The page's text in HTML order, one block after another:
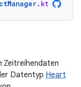
. kt
Zeitreihendaten
Datentyp Heart